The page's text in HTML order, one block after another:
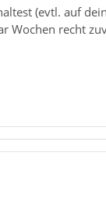
(evtl. auf
Wochen recht